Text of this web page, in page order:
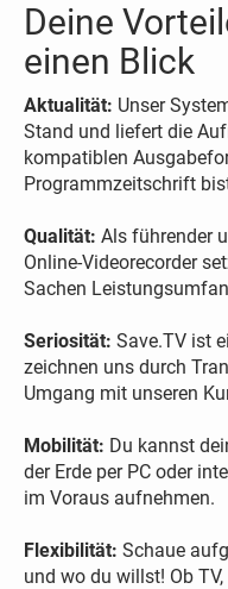
Deine
einen Blick
Aktualität: Unser
Stand und liefert die
kompatiblen
Programmzeitschrift
Qualität: Als führender
Online-Videorecorder
Sachen
Seriosität: Save.TV ist
zeichnen uns durch
Umgang mit unseren
Mobilität: Du kannst
der Erde per PC oder
im Voraus aufnehmen.
Flexibilität: Schaue
und wo du willst! Ob